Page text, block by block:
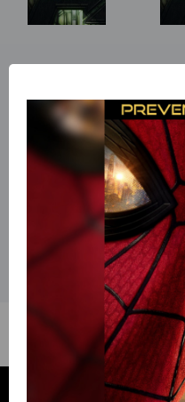
Título Original
AVENGERS: DOOMSDA.
País de Origen
United States of America.
Anthony Russo Joe Russo.
Idioma